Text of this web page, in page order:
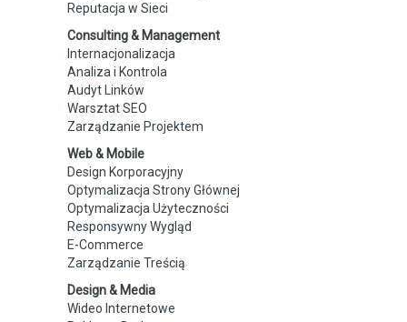
Reputacja w Sieci
Consulting & Management
Internacjonalizacja
Analiza i Kontrola
Audyt Linków
Warsztat SEO
Zarządzanie Projektem
Web & Mobile
Design Korporacyjny
Optymalizacja Strony Głównej
Optymalizacja Użyteczności
Responsywny Wygląd
E-Commerce
Zarządzanie Treścią
Design & Media
Wideo Internetowe